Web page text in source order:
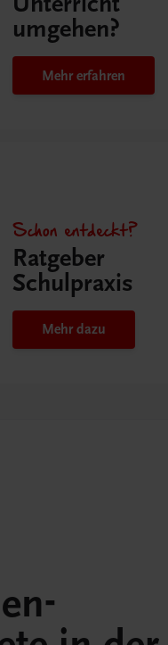
umgehen?
Mehr erfahren
Schon entdeckt?
Ratgeber
Schulpraxis
Mehr dazu